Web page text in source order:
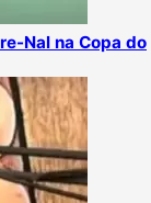
Nal na Copa do